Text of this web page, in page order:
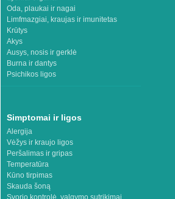
Oda, plaukai ir nagai
Limfmazgiai, kraujas ir imunitetas
Krūtys
Akys
Ausys, nosis ir gerklė
Burna ir dantys
Psichikos ligos
Simptomai ir ligos
Alergija
Vėžys ir kraujo ligos
Peršalimas ir gripas
Temperatūra
Kūno tirpimas
Skauda šoną
Svorio kontrolė, valgymo sutrikimai